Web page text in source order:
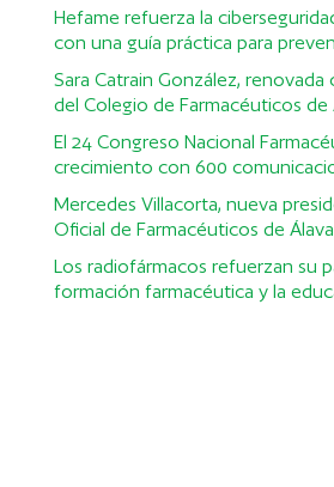
Hefame refuerza la
con una guía práctica para
Sara Catrain González,
del Colegio de Farmacéuticos de
El 24 Congreso Nacional
crecimiento con 600
Mercedes Villacorta, nueva
Oficial de Farmacéuticos de Álava
Los radiofármacos refuerzan su
formación farmacéutica y la